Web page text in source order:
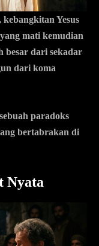
Yesus
mati kemudian
besar dari sekadar
dari koma
paradoks
bertabrakan di
Nyata